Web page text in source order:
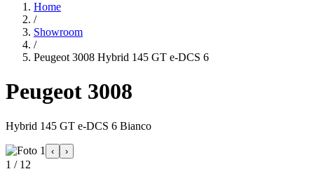
Home
/
Showroom
/
Peugeot 3008 Hybrid 145 GT e-DCS 6
Peugeot 3008
Hybrid 145 GT e-DCS 6 Bianco
‹ ›
1 / 12